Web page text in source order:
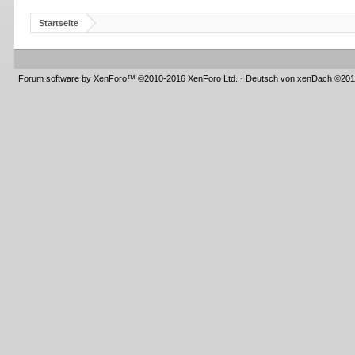
Startseite
Forum software by XenForo™©2010-2016 XenForo Ltd. - Deutsch von xenDach